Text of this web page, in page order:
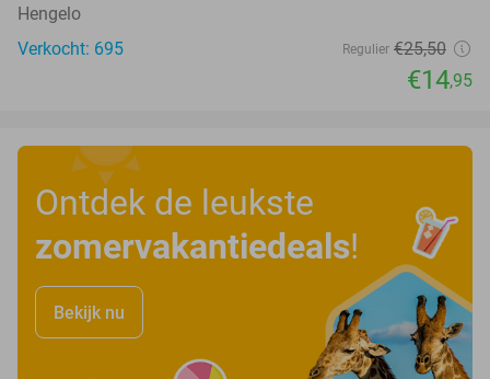
Hengelo
Verkocht: 695
Regulier €25,50
€14,95
Ontdek de leukste
zomervakantiedeals!
Bekijk nu